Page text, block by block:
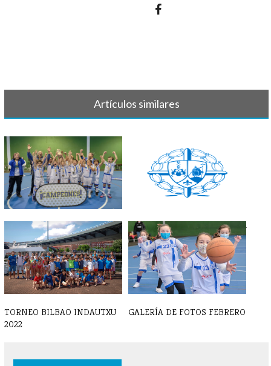
Artículos similares
LISTAS BALONCESTO 23-24
BALONCESTO EQUIPOS 2022 -
2023
TORNEO BILBAO INDAUTXU
2022
GALERÍA DE FOTOS FEBRERO